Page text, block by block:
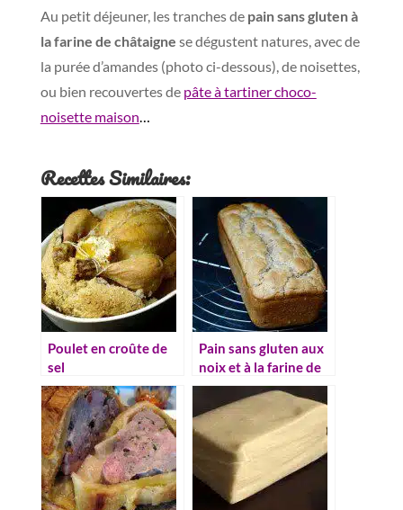
Au petit déjeuner, les tranches de pain sans gluten à
la farine de châtaigne se dégustent natures, avec de
la purée d’amandes (photo ci-dessous), de noisettes,
ou bien recouvertes de pâte à tartiner choco-
noisette maison…
Recettes Similaires:
Poulet en croûte de
sel
Pain sans gluten aux
noix et à la farine de
châtaigne